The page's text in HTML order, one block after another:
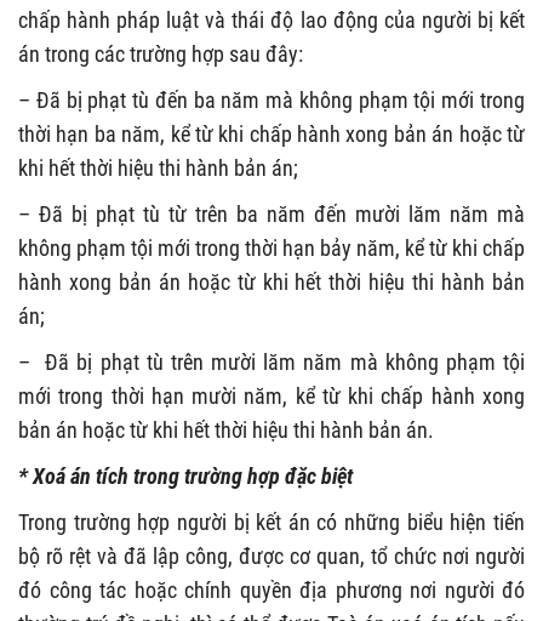
chấp hành pháp luật và thái độ lao động của người bị kết
án trong các trường hợp sau đây:
– Đã bị phạt tù đến ba năm mà không phạm tội mới trong
thời hạn ba năm, kể từ khi chấp hành xong bản án hoặc từ
khi hết thời hiệu thi hành bản án;
– Đã bị phạt tù từ trên ba năm đến mười lăm năm mà
không phạm tội mới trong thời hạn bảy năm, kể từ khi chấp
hành xong bản án hoặc từ khi hết thời hiệu thi hành bản
án;
– Đã bị phạt tù trên mười lăm năm mà không phạm tội
mới trong thời hạn mười năm, kể từ khi chấp hành xong
bản án hoặc từ khi hết thời hiệu thi hành bản án.
* Xoá án tích trong trường hợp đặc biệt
Trong trường hợp người bị kết án có những biểu hiện tiến
bộ rõ rệt và đã lập công, được cơ quan, tổ chức nơi người
đó công tác hoặc chính quyền địa phương nơi người đó